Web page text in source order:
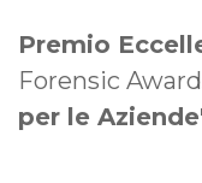
Premio
Forensic
per le